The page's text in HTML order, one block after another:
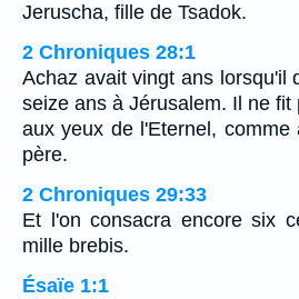
Jeruscha, fille de Tsadok.
2 Chroniques 28:1
Achaz avait vingt ans lorsqu'il
seize ans à Jérusalem. Il ne
aux yeux de l'Eternel, comme
père.
2 Chroniques 29:33
Et l'on consacra encore six
mille brebis.
Ésaïe 1:1